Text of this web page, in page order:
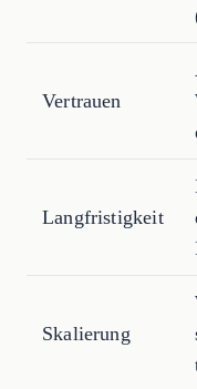
Vertrauen
Langfristigkeit
Skalierung